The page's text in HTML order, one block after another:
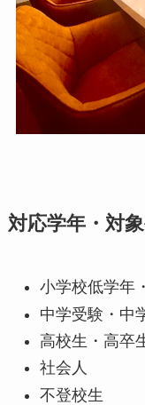
対応学年・対
小学校低学年
中学受験・中
高校生・高卒
社会人
不登校生